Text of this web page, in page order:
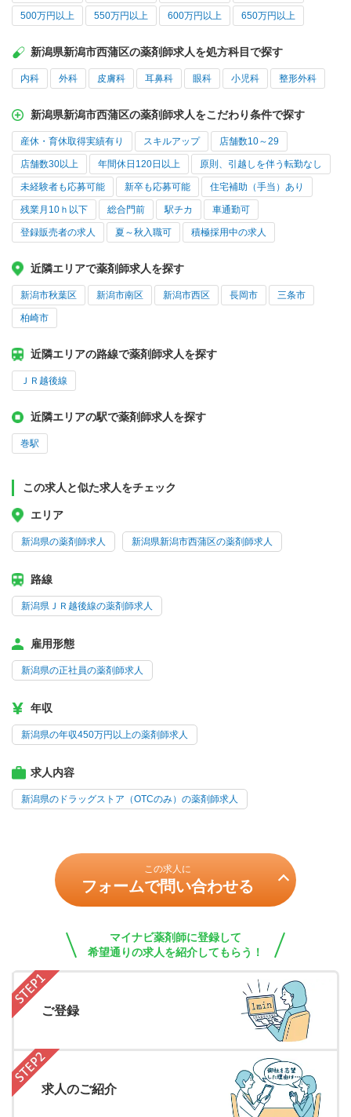
500万円以上 550万円以上 600万円以上 650万円以上
新潟県新潟市西蒲区の薬剤師求人を処方科目で探す
内科 外科 皮膚科 耳鼻科 眼科 小児科 整形外科
新潟県新潟市西蒲区の薬剤師求人をこだわり条件で探す
産休・育休取得実績有り スキルアップ 店舗数10～29
店舗数30以上 年間休日120日以上 原則、引越しを伴う転勤なし
未経験者も応募可能 新卒も応募可能 住宅補助（手当）あり
残業月10ｈ以下 総合門前 駅チカ 車通勤可
登録販売者の求人 夏～秋入職可 積極採用中の求人
近隣エリアで薬剤師求人を探す
新潟市秋葉区 新潟市南区 新潟市西区 長岡市 三条市
柏崎市
近隣エリアの路線で薬剤師求人を探す
ＪＲ越後線
近隣エリアの駅で薬剤師求人を探す
巻駅
この求人と似た求人をチェック
エリア
新潟県の薬剤師求人 新潟県新潟市西蒲区の薬剤師求人
路線
新潟県ＪＲ越後線の薬剤師求人
雇用形態
新潟県の正社員の薬剤師求人
年収
新潟県の年収450万円以上の薬剤師求人
求人内容
新潟県のドラッグストア（OTCのみ）の薬剤師求人
この求人に
フォームで問い合わせる
マイナビ薬剤師に登録して
希望通りの求人を紹介してもらう！
ご登録
求人のご紹介